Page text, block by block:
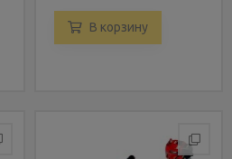
В корзину